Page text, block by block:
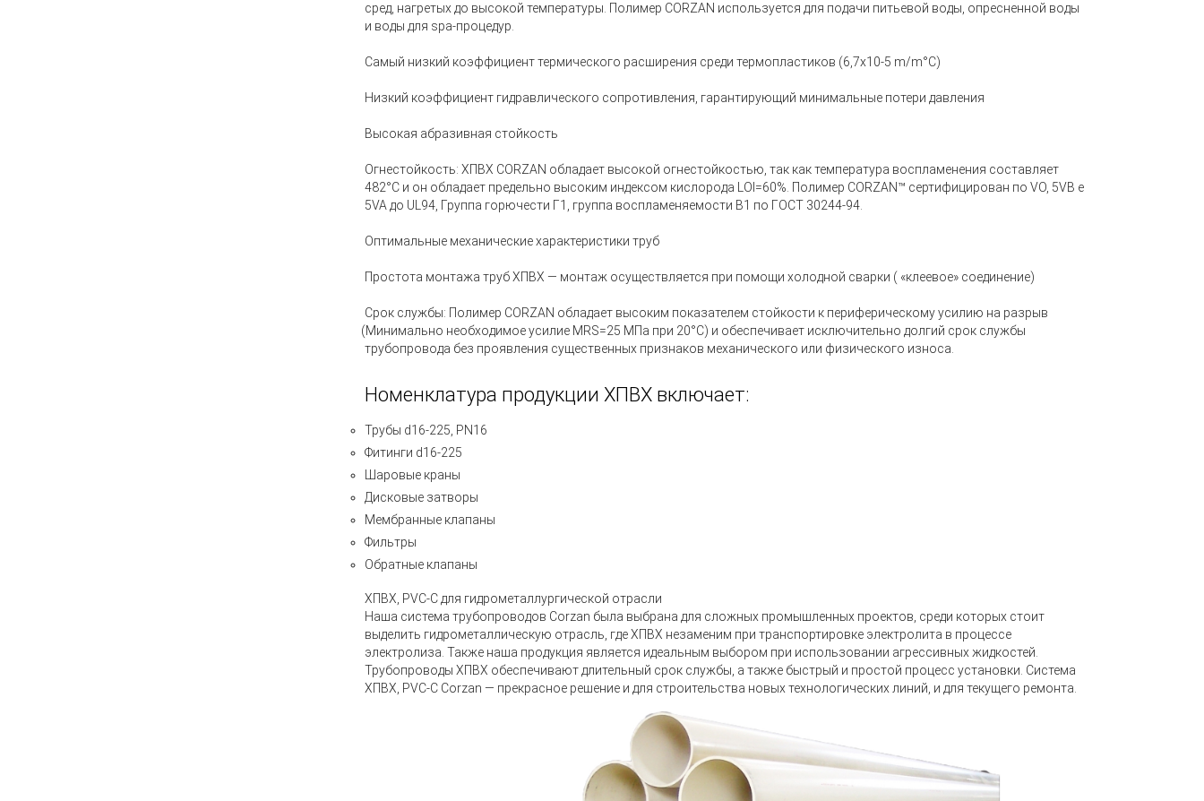
сред, нагретых до высокой температуры. Полимер CORZAN используется для подачи питьевой воды, опресненной воды
и воды для spa-процедур.
Самый низкий коэффициент термического расширения среди термопластиков (6 ,7х10-5 m/m°С)
Низкий коэффициент гидравлического сопротивления, гарантирующий минимальные потери давления
Высокая абразивная стойкость
Огнестойкость: ХПВХ CORZAN обладает высокой огнестойкостью, так как температура воспламенения составляет
482°C и он обладает предельно высоким индексом кислорода LOI=60%. Полимер CORZAN™ сертифицирован по VO, 5VB e
5VA до UL94, Группа горючести Г1, группа воспламеняемости В1 по ГОСТ 30244-94.
Оптимальные механические характеристики труб
Простота монтажа труб ХПВХ — монтаж осуществляется при помощи холодной сварки ( «клеевое» соединение)
Срок службы: Полимер CORZAN обладает высоким показателем стойкости к периферическому усилию на разрыв
(Минимально необходимое усилие MRS=25 МПа при 20°C) и обеспечивает исключительно долгий срок службы
трубопровода без проявления существенных признаков механического или физического износа.
Номенклатура продукции ХПВХ включает:
Трубы d16-225, PN16
Фитинги d16-225
Шаровые краны
Дисковые затворы
Мембранные клапаны
Фильтры
Обратные клапаны
ХПВХ, PVC-C для гидрометаллургической отрасли
Наша система трубопроводов Corzan была выбрана для сложных промышленных проектов, среди которых стоит
выделить гидрометаллическую отрасль, где ХПВХ незаменим при транспортировке электролита в процессе
электролиза. Также наша продукция является идеальным выбором при использовании агрессивных жидкостей.
Трубопроводы ХПВХ обеспечивают длительный срок службы, а также быстрый и простой процесс установки. Система
ХПВХ, PVC-C Corzan — прекрасное решение и для строительства новых технологических линий, и для текущего ремонта.